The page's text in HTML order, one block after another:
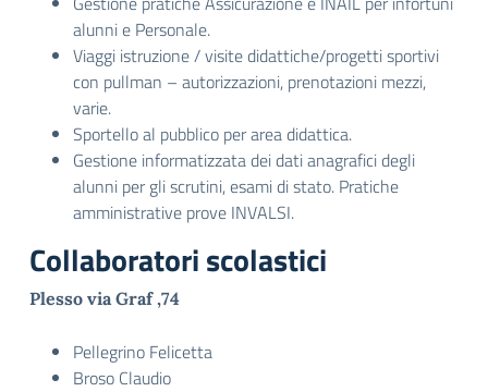
alunni e Personale.
Viaggi istruzione / visite didattiche/progetti sportivi
con pullman – autorizzazioni, prenotazioni mezzi,
varie.
Sportello al pubblico per area didattica.
Gestione informatizzata dei dati anagrafici degli
alunni per gli scrutini, esami di stato. Pratiche
amministrative prove INVALSI.
Collaboratori scolastici
Plesso via Graf ,74
Pellegrino Felicetta
Broso Claudio